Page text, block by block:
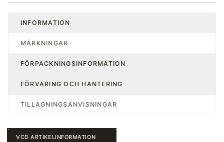
INFORMATION
MÄRKNINGAR
FÖRPACKNINGSINFORMATION
FÖRVARING OCH HANTERING
TILLAGNINGSANVISNINGAR
VCD ARTIKELINFORMATION